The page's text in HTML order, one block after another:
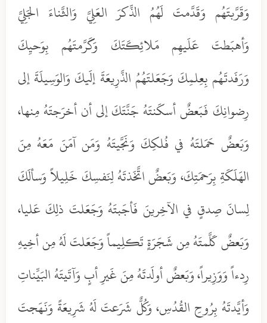
وَقَرَّبتَهُم وَقَدَّمتَ لَهُمُ الذِّكرَ العَلِيَّ وَالثَّناءَ الجَلِيَّ
وَأهبَطتَ عَلَيهِم مَلائِكَتَكَ وَكَرَّمتَهُم بِوَحيِكَ
وَرَفَدتَهُم بِعِلمِكَ وَجَعَلتَهُمُ الذَّرِيعَةَ إلَيكَ وَالوَسِيلَةَ إلى
رِضوانِكَ فَبَعضٌ أسكَنتَهُ جَنَّتَكَ إلى أن أخرَجتَهُ مِنها،
وَبَعضٌ حَمَلتَهُ في فُلكِكَ وَنَجَّيتَهُ وَمَن آمَنَ مَعَهُ مِنَ
الهَلَكَةِ بِرَحمَتِكَ، وَبَعضٌ اتَّخَذتَهُ لِنَفسِكَ خَلِيلاً وَسألَكَ
لِسانَ صِدقٍ في الآخِرينَ فَأجَبتَهُ وَجَعَلتَ ذلِكَ عَليا،
وَبَعضٌ كَلَّمتَهُ مِن شَجَرَةٍ تَكلِيماً وَجَعَلتَ لَهُ مِن أخِيهِ
رِدءاً وَوَزِيراً، وَبَعضٌ أولَدتَهُ مِنَ غَيرِ أبٍ وَآتَيتَهُ البَيِّناتِ
وَأيَّدتَهُ بِرُوحِ القُدُسِ، وَكُلٌّ شَرَعتَ لَهُ شَرِيعَةً وَنَهَجتَ